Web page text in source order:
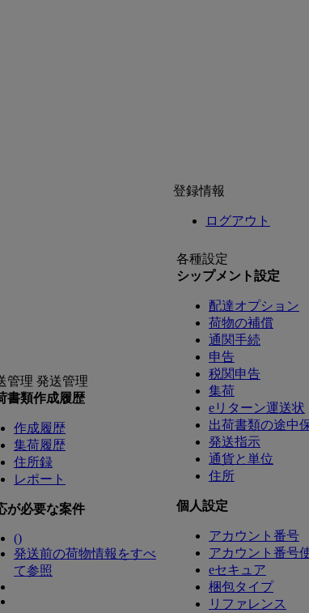
登録情報
ログアウト
管理 発送管理
書類作成履歴
作成履歴
集荷履歴
住所録
レポート
が必要な案件
()
発送前の荷物情報をすべ
て参照
各種設定
シップメント設定
配達オプション
荷物の補償
通関手続
申告
税関申告
集荷
eリターン運送状
出荷書類の途中
発送指示
通貨と単位
住所
個人設定
アカウント番号
アカウント番号
eセキュア
梱包タイプ
リファレンス